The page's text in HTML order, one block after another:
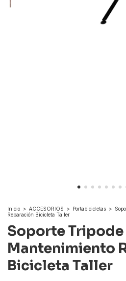
Inicio > ACCESORIOS > Portabicicletas >
Reparación Bicicleta Taller
Soporte Tripode
Mantenimiento
Bicicleta Taller